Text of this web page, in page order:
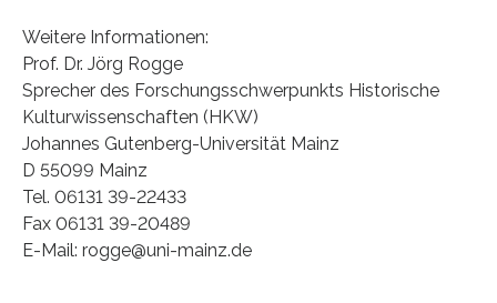
Weitere Informationen:
Prof. Dr. Jörg Rogge
Sprecher des Forschungsschwerpunkts Historische
Kulturwissenschaften (HKW)
Johannes Gutenberg-Universität Mainz
D 55099 Mainz
Tel. 06131 39-22433
Fax 06131 39-20489
E-Mail: rogge@uni-mainz.de